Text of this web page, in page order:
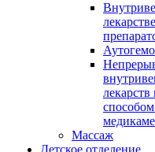
Массаж
Детское отделение